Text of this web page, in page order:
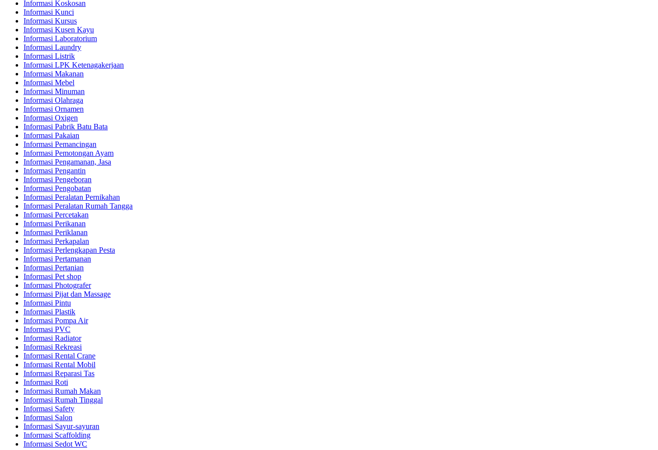
Informasi Koskosan
Informasi Kunci
Informasi Kursus
Informasi Kusen Kayu
Informasi Laboratorium
Informasi Laundry
Informasi Listrik
Informasi LPK Ketenagakerjaan
Informasi Makanan
Informasi Mebel
Informasi Minuman
Informasi Olahraga
Informasi Ornamen
Informasi Oxigen
Informasi Pabrik Batu Bata
Informasi Pakaian
Informasi Pemancingan
Informasi Pemotongan Ayam
Informasi Pengamanan, Jasa
Informasi Pengantin
Informasi Pengeboran
Informasi Pengobatan
Informasi Peralatan Pernikahan
Informasi Peralatan Rumah Tangga
Informasi Percetakan
Informasi Perikanan
Informasi Periklanan
Informasi Perkapalan
Informasi Perlengkapan Pesta
Informasi Pertamanan
Informasi Pertanian
Informasi Pet shop
Informasi Photografer
Informasi Pijat dan Massage
Informasi Pintu
Informasi Plastik
Informasi Pompa Air
Informasi PVC
Informasi Radiator
Informasi Rekreasi
Informasi Rental Crane
Informasi Rental Mobil
Informasi Reparasi Tas
Informasi Roti
Informasi Rumah Makan
Informasi Rumah Tinggal
Informasi Safety
Informasi Salon
Informasi Sayur-sayuran
Informasi Scaffolding
Informasi Sedot WC